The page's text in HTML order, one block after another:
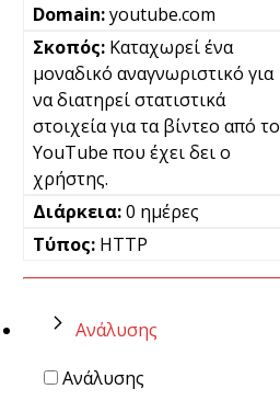
youtube.com
Καταχωρεί ένα
μοναδικό αναγνωριστικό για
να διατηρεί στατιστικά
στοιχεία για τα βίντεο από το
YouTube που έχει δει ο
χρήστης.
0 ημέρες
HTTP
Ανάλυσης
Ανάλυσης